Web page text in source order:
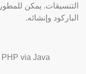
الباركود وإنشائه.